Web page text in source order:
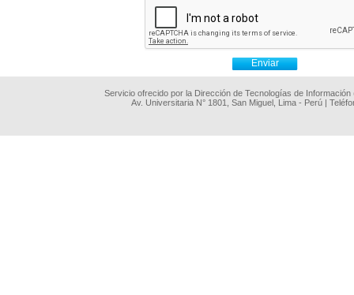
Servicio ofrecido por la Dirección de Tecnologías de
Av. Universitaria N° 1801, San Miguel, Lima - Perú |